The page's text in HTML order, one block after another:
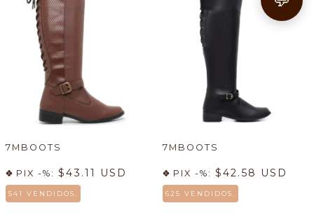
7MBOOTS
PIX -%: $43.11 USD
541 VENDIDOS.
7MBOOTS
PIX -%: $42.58 USD
625 VENDIDOS.